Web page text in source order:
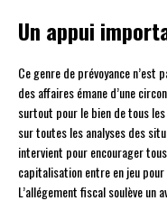
Un appui
Ce genre de prévoyance
des affaires émane d’une
surtout pour le bien de tous
sur toutes les analyses des
intervient pour encourager
capitalisation entre en jeu
L’allégement fiscal soulève